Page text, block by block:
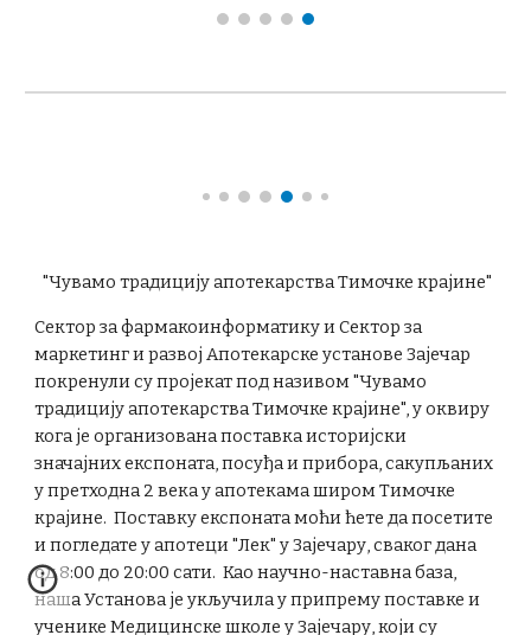
"Чувамо традицију апотекарства Тимочке крајине"
Сектор за фармакоинформатику и Сектор за
маркетинг и развој Апотекарске установе Зајечар
покренули су пројекат под називом "Чувамо
традицију апотекарства Тимочке крајине", у оквиру
кога је организована поставка историјски
значајних експоната, посуђа и прибора, сакупљаних
у претходна 2 века у апотекама широм Тимочке
крајине. Поставку експоната моћи ћете да посетите
и погледате у апотеци "Лек" у Зајечару, сваког дана
од 8:00 до 20:00 сати. Као научно-наставна база,
наша Установа је укључила у припрему поставке и
ученике Медицинске школе у Зајечару, који су